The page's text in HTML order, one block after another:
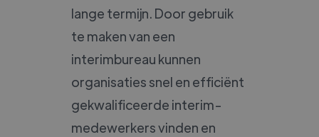
lange termijn. Door gebruik
te maken van een
interimbureau kunnen
organisaties snel en efficiënt
gekwalificeerde interim-
medewerkers vinden en